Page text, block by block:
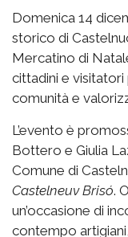
Domenica 14
storico di
Mercatino di
cittadini e
comunità e
L’evento è
Bottero e Giulia
Comune di
Castelneuv Brisó.
un’occasione di
contempo